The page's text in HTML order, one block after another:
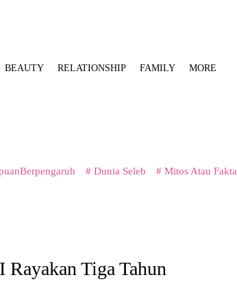
BEAUTY RELATIONSHIP FAMILY MORE
# Dunia Seleb # Mitos Atau Fakta
Tiga Tahun